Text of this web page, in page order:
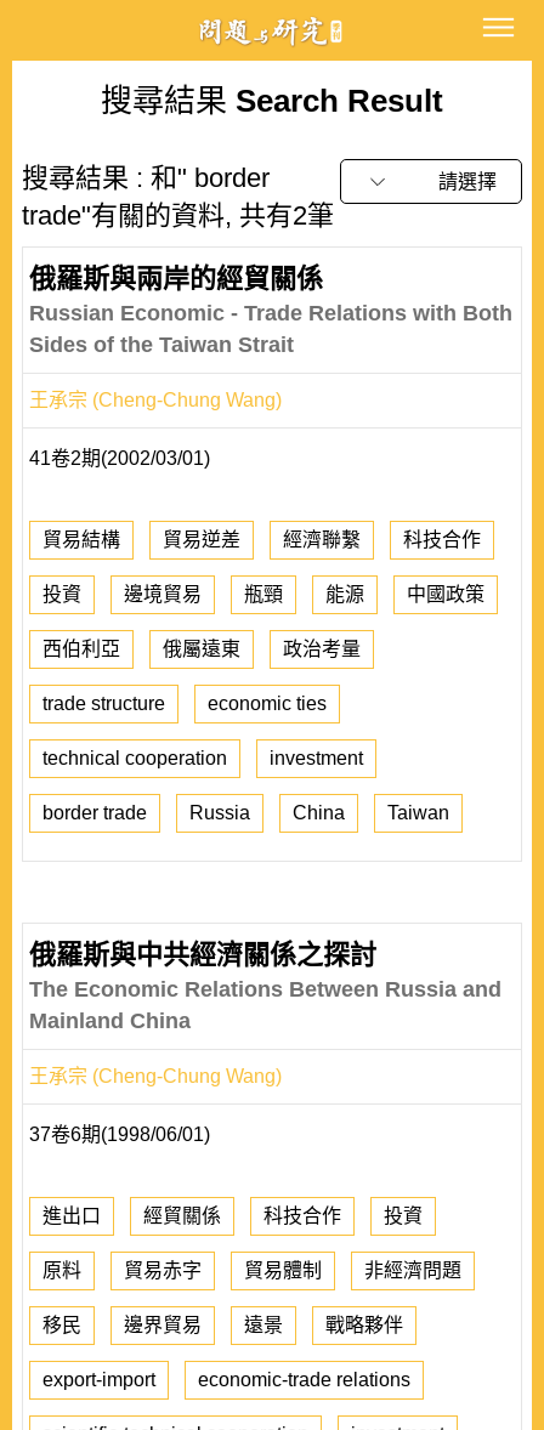
搜尋結果 Search Result
搜尋結果 : 和" border
trade"有關的資料, 共有2筆
請選擇
俄羅斯與兩岸的經貿關係
Russian Economic - Trade Relations with Both
Sides of the Taiwan Strait
王承宗 (Cheng-Chung Wang)
41卷2期(2002/03/01)
貿易結構 貿易逆差 經濟聯繫 科技合作
投資 邊境貿易 瓶頸 能源 中國政策
西伯利亞 俄屬遠東 政治考量
trade structure economic ties
technical cooperation investment
border trade Russia China Taiwan
俄羅斯與中共經濟關係之探討
The Economic Relations Between Russia and
Mainland China
王承宗 (Cheng-Chung Wang)
37卷6期(1998/06/01)
進出口 經貿關係 科技合作 投資
原料 貿易赤字 貿易體制 非經濟問題
移民 邊界貿易 遠景 戰略夥伴
export-import economic-trade relations